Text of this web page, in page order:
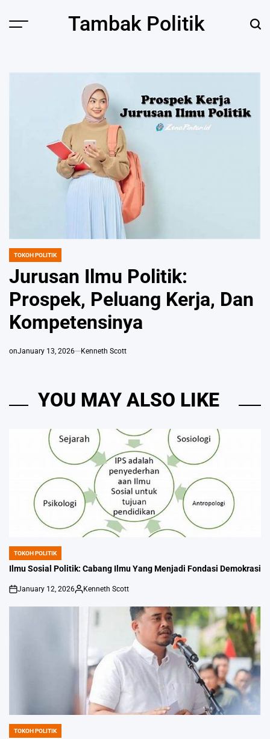
Tambak Politik
POSTED
TOKOH POLITIK
Jurusan Ilmu Politik:
Prospek, Peluang Kerja, Dan
Kompetensinya
onJanuary 13, 2026 Kenneth Scott
YOU MAY ALSO LIKE
POSTED
IN
TOKOH POLITIK
Ilmu Sosial Politik: Cabang Ilmu Yang Menjadi Fondasi Demokrasi
on
January 12, 2026
Posted
Kenneth Scott
POSTED
TOKOH POLITIK